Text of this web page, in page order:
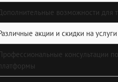
возможности для
акции и скидки на услуги
консультации